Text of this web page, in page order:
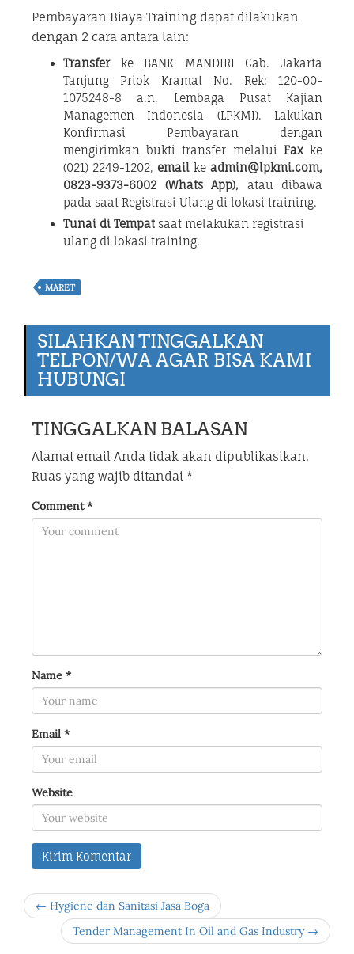
Pembayaran Biaya Training dapat dilakukan
dengan 2 cara antara lain:
Transferke BANK MANDIRI Cab. Jakarta
Tanjung Priok Kramat No. Rek: 120-00-
1075248-8 a.n. Lembaga Pusat Kajian
Managemen Indonesia (LPKMI). Lakukan
Konfirmasi Pembayaran dengan
mengirimkan bukti transfer melalui Faxke
(021) 2249-1202, email ke admin@lpkmi.com,
0823-9373-6002 (Whats App), atau dibawa
pada saat Registrasi Ulang di lokasi training.
Tunai di Tempat saat melakukan registrasi
ulang di lokasi training.
MARET
SILAHKAN TINGGALKAN
TELPON/WA AGAR BISA KAMI
HUBUNGI
TINGGALKAN BALASAN
Alamat email Anda tidak akan dipublikasikan.
Ruas yang wajib ditandai *
Comment*
Name *
Email *
Website
← Hygiene dan Sanitasi Jasa Boga
Tender Management In Oil and Gas Industry →